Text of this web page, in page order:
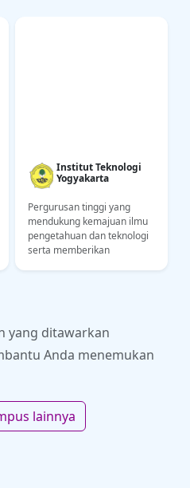
Institut Teknologi
Yogyakarta
Pergurusan tinggi yang
mendukung kemajuan ilmu
pengetahuan dan teknologi
serta memberikan
yang ditawarkan
Anda menemukan
lainnya